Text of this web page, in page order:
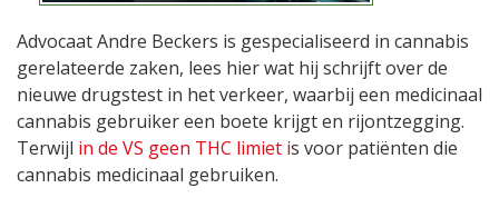
Advocaat Andre Beckers is gespecialiseerd in cannabis
gerelateerde zaken, lees hier wat hij schrijft over de
nieuwe drugstest in het verkeer, waarbij een medicinaal
cannabis gebruiker een boete krijgt en rijontzegging.
Terwijl in de VS geen THC limiet is voor patiënten die
cannabis medicinaal gebruiken.